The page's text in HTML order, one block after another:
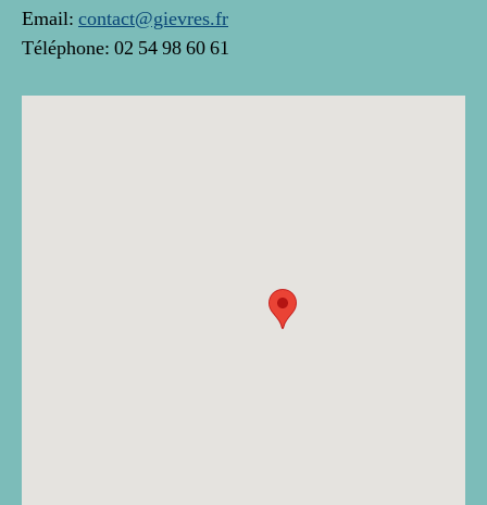
Email: contact@gievres.fr
Téléphone: 02 54 98 60 61